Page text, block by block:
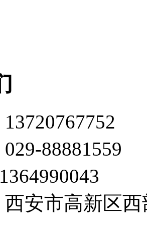
88881559
安市高新区西